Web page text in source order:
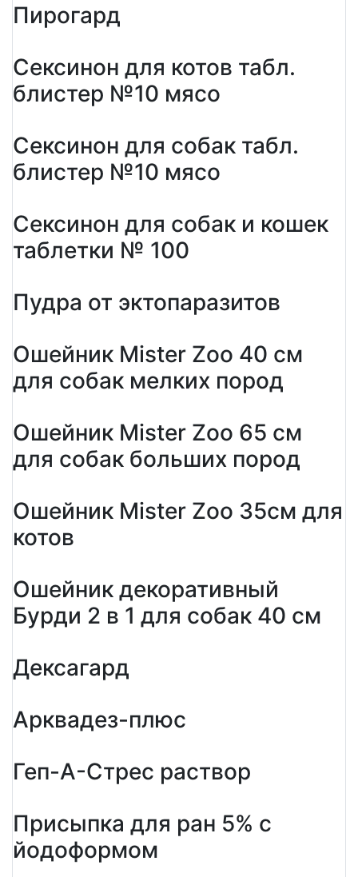
Пирогард
Сексинон для котов табл.
блистер №10 мясо
Сексинон для собак табл.
блистер №10 мясо
Сексинон для собак и кошек
таблетки № 100
Пудра от эктопаразитов
Ошейник Mister Zoo 40 см
для собак мелких пород
Ошейник Mister Zoo 65 см
для собак больших пород
Ошейник Mister Zoo 35см для
котов
Ошейник декоративный
Бурди 2 в 1 для собак 40 см
Дексагард
Арквадез-плюс
Геп-А-Стрес раствор
Присыпка для ран 5% с
йодоформом